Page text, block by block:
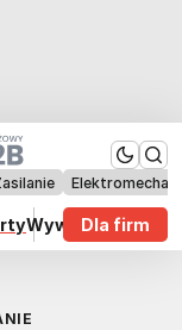
WywiadyDla firm